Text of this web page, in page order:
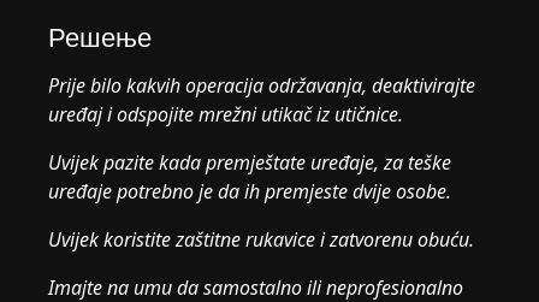
Решење
Prije bilo kakvih operacija održavanja, deaktivirajte
uređaj i odspojite mrežni utikač iz utičnice.
Uvijek pazite kada premještate uređaje, za teške
uređaje potrebno je da ih premjeste dvije osobe.
Uvijek koristite zaštitne rukavice i zatvorenu obuću.
Imajte na umu da samostalno ili neprofesionalno